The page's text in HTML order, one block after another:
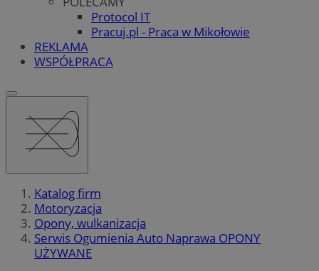
Protocol IT
Pracuj.pl - Praca w Mikołowie
REKLAMA
WSPÓŁPRACA
Katalog firm
Motoryzacja
Opony, wulkanizacja
Serwis Ogumienia Auto Naprawa OPONY
UŻYWANE